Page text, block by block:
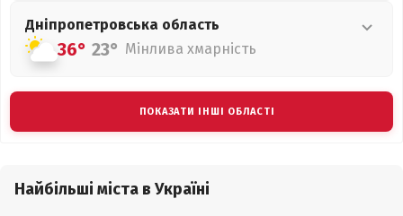
Дніпропетровська область
36° 23° Мінлива хмарність
ПОКАЗАТИ ІНШІ ОБЛАСТІ
Найбільші міста в Україні